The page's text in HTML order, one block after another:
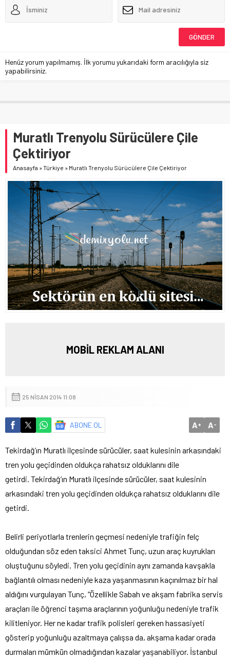
Henüz yorum yapılmamış. İlk yorumu yukarıdaki form aracılığıyla siz
yapabilirsiniz.
Muratlı Trenyolu Sürücülere Çile
Çektiriyor
Anasayfa »Türkiye » Muratlı Trenyolu Sürücülere Çile Çektiriyor
MOBİL REKLAM ALANI
25 NISAN 2014 11:08
ABONE OL A+ A-
Tekirdağ’ın Muratlı ilçesinde sürücüler, saat kulesinin arkasındaki
tren yolu geçidinden oldukça rahatsız olduklarını dile
getirdi. Tekirdağ’ın Muratlı ilçesinde sürücüler, saat kulesinin
arkasındaki tren yolu geçidinden oldukça rahatsız olduklarını dile
getirdi.
Belirli periyotlarla trenlerin geçmesi nedeniyle trafiğin felç
olduğundan söz eden taksici Ahmet Tunç, uzun araç kuyrukları
oluştuğunu söyledi. Tren yolu geçidinin aynı zamanda kavşakla
bağlantılı olması nedeniyle kaza yaşanmasının kaçınılmaz bir hal
aldığını vurgulayan Tunç, “Özellikle Sabah ve akşam fabrika servis
araçları ile öğrenci taşıma araçlarının yoğunluğu nedeniyle trafik
kilitleniyor. Her ne kadar trafik polisleri gereken hassasiyeti
gösterip yoğunluğu azaltmaya çalışsa da, akşama kadar orada
durmaları mümkün olmadığından kazalar yaşanabiliyor. İstanbul